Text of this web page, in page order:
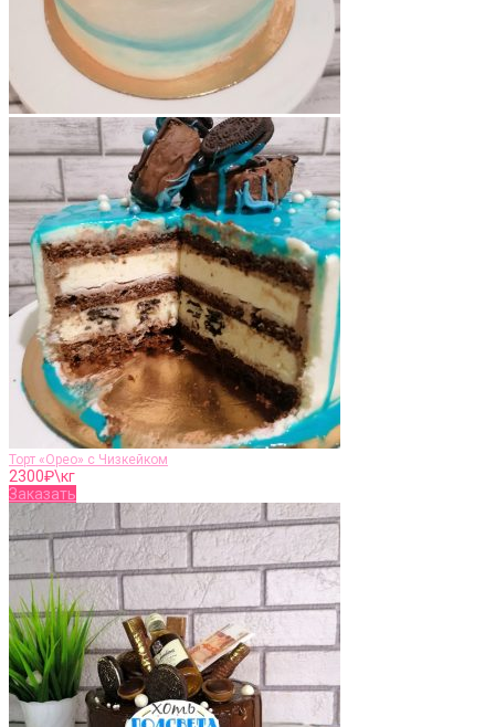
Торт «Орео» с Чизкейком
2300₽\кг
Заказать